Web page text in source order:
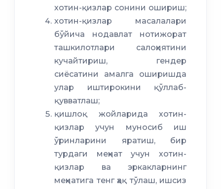
хотин-қизлар сонини ошириш;
хотин-қизлар масалалари
бўйича нодавлат нотижорат
ташкилотлари салоҳиятини
кучайтириш, гендер
сиёсатини амалга оширишда
улар иштирокини қўллаб-
қувватлаш;
қишлоқ жойларида хотин-
қизлар учун муносиб иш
ўринларини яратиш, бир
турдаги меҳнат учун хотин-
қизлар ва эркакларнинг
меҳнатига тенг ҳақ тўлаш, ишсиз